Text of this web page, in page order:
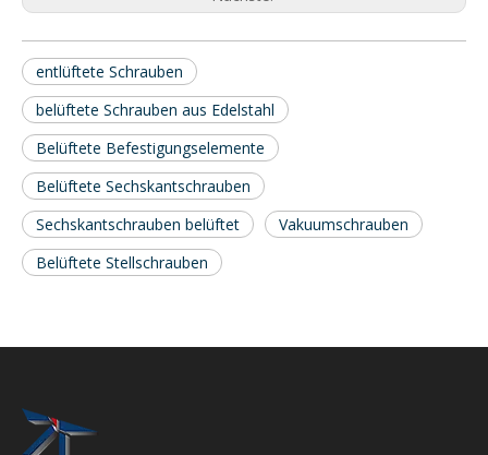
entlüftete Schrauben
belüftete Schrauben aus Edelstahl
Belüftete Befestigungselemente
Belüftete Sechskantschrauben
Sechskantschrauben belüftet
Vakuumschrauben
Belüftete Stellschrauben